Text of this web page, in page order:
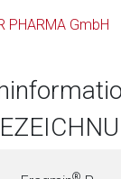
PHARMA GmbH